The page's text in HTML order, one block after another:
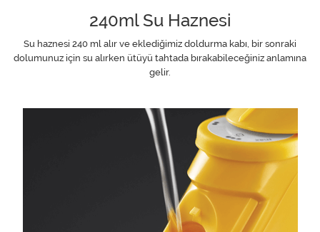
240ml Su Haznesi
Su haznesi 240 ml alır ve eklediğimiz doldurma kabı, bir sonraki
dolumunuz için su alırken ütüyü tahtada bırakabileceğiniz anlamına
gelir.